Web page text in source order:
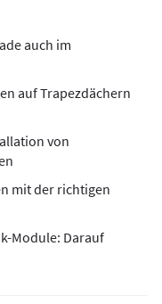
auch im
auf Trapezdächern
von
mit der richtigen
Module: Darauf